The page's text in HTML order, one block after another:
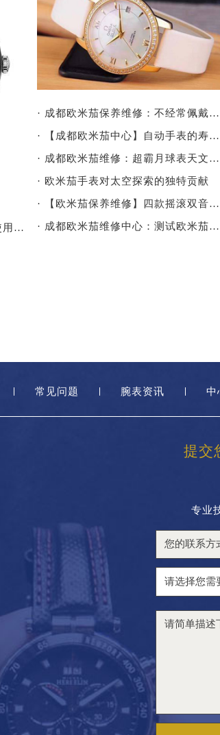
· 欧米茄手表维修中心分享手表使用注意事项
· 成都欧米茄保养维修：不经常佩戴甚至可能会延长您的服务间隔
· 【成都欧米茄中心】自动手表的寿命——它能持续多久？
· 成都欧米茄维修：超霸月球表天文台大师专业计时码表
· 欧米茄手表对太空探索的独特贡献
· 【欧米茄保养维修】四款摇滚双音手表你喜欢哪款？
· 成都欧米茄维修中心：测试欧米茄海马Ploprof
常见问题 腕表资讯 中
提交
专业